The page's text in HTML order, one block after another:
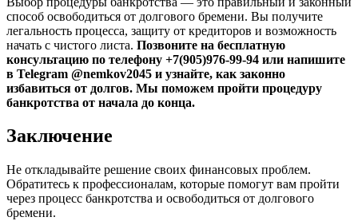
способ освободиться от долгового бремени. Вы получите
легальность процесса, защиту от кредиторов и возможность
начать с чистого листа. Позвоните на бесплатную
консультацию по телефону +7(905)976-99-94 или напишите
в Telegram @nemkov2045 и узнайте, как законно
избавиться от долгов. Мы поможем пройти процедуру
банкротства от начала до конца.
Заключение
Не откладывайте решение своих финансовых проблем.
Обратитесь к профессионалам, которые помогут вам пройти
через процесс банкротства и освободиться от долгового
бремени.